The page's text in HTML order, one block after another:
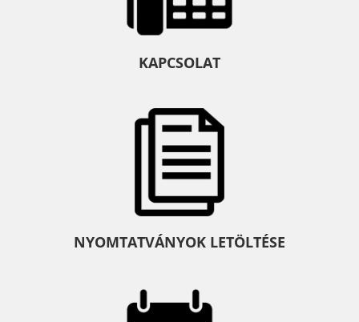
KAPCSOLAT
NYOMTATVÁNYOK LETÖLTÉSE